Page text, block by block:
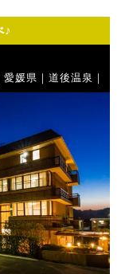
♪
愛媛県｜道後温泉｜